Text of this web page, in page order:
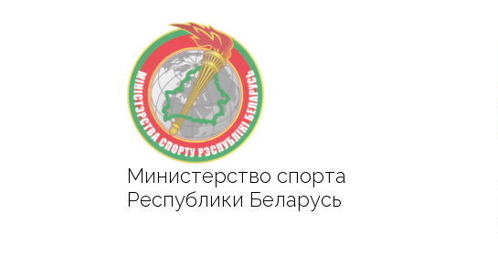
Министерство спорта
Республики Беларусь